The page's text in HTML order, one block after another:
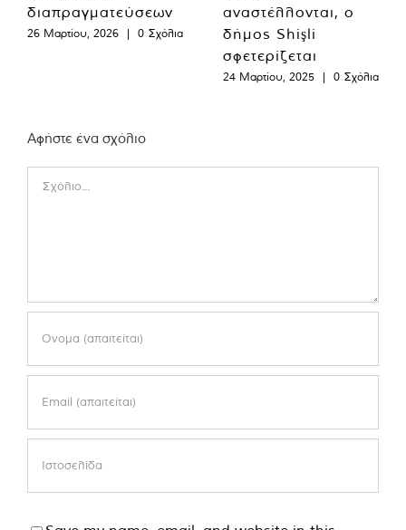
διαπραγματεύσεων
26 Μαρτίου, 2026 | 0 Σχόλια
αναστέλλονται, ο
δήμος Shişli
σφετερίζεται
24 Μαρτίου, 2025 | 0 Σχόλια
Αφήστε ένα σχόλιο